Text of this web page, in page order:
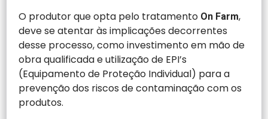
O produtor que opta pelo tratamento On Farm,
deve se atentar às implicações decorrentes
desse processo, como investimento em mão de
obra qualificada e utilização de EPI’s
(Equipamento de Proteção Individual) para a
prevenção dos riscos de contaminação com os
produtos.